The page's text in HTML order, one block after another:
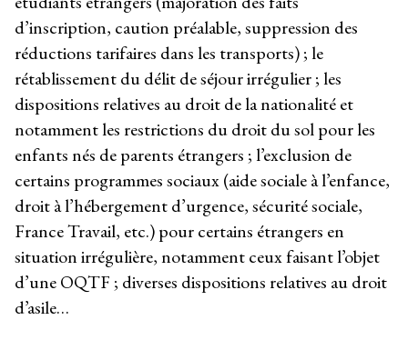
d’inscription, caution préalable, suppression des
réductions tarifaires dans les transports) ; le
rétablissement du délit de séjour irrégulier ; les
dispositions relatives au droit de la nationalité et
notamment les restrictions du droit du sol pour les
enfants nés de parents étrangers ; l’exclusion de
certains programmes sociaux (aide sociale à l’enfance,
droit à l’hébergement d’urgence, sécurité sociale,
France Travail, etc.) pour certains étrangers en
situation irrégulière, notamment ceux faisant l’objet
d’une OQTF ; diverses dispositions relatives au droit
d’asile…